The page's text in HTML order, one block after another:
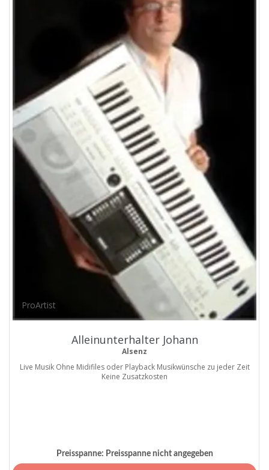
ProArtist
Alleinunterhalter Johann
Alsenz
Live Musik Ohne Midifiles oder Playback Musikwünsche zu jeder Zeit
Keine Zusatzkosten
Preisspanne: Preisspanne nicht angegeben